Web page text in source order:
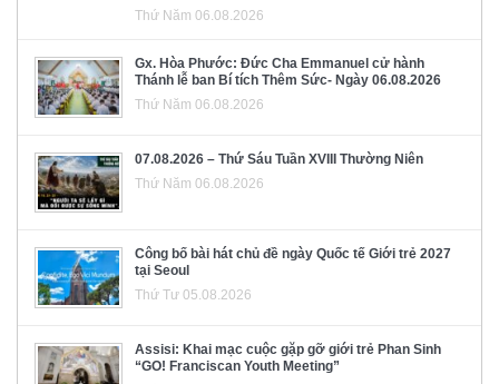
Thứ Năm 06.08.2026
Gx. Hòa Phước: Đức Cha Emmanuel cử hành
Thánh lễ ban Bí tích Thêm Sức- Ngày 06.08.2026
Thứ Năm 06.08.2026
07.08.2026 – Thứ Sáu Tuần XVIII Thường Niên
Thứ Năm 06.08.2026
Công bố bài hát chủ đề ngày Quốc tế Giới trẻ 2027
tại Seoul
Thứ Tư 05.08.2026
Assisi: Khai mạc cuộc gặp gỡ giới trẻ Phan Sinh
“GO! Franciscan Youth Meeting”